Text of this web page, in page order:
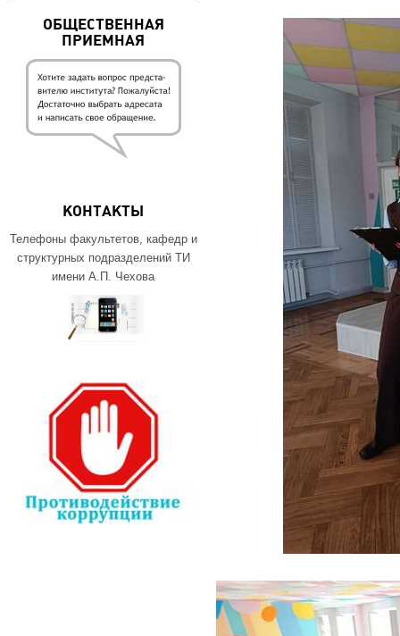
ОБЩЕСТВЕННАЯ
ПРИЕМНАЯ
КОНТАКТЫ
Телефоны факультетов, кафедр и
структурных подразделений ТИ
имени А.П. Чехова